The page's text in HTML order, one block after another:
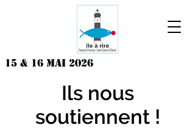
15 & 16 MAI 2026
Ils nous
soutiennent !